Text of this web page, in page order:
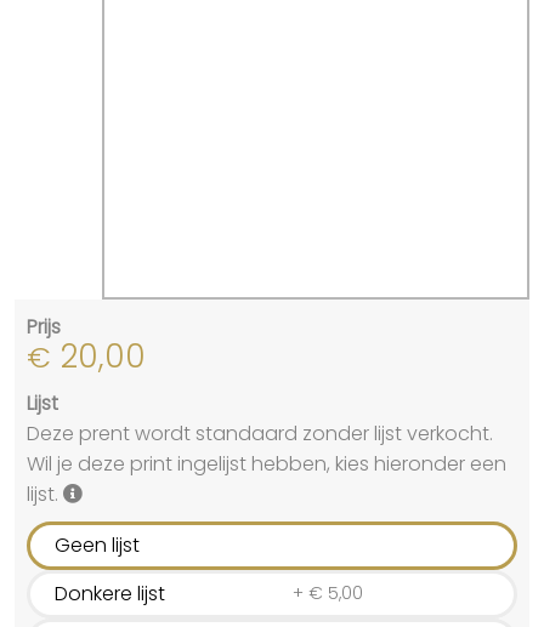
Prijs
€ 20,00
Lijst
Deze prent wordt standaard zonder lijst verkocht.
Wil je deze print ingelijst hebben, kies hieronder een
lijst.
Geen lijst
Donkere lijst
+ € 5,00